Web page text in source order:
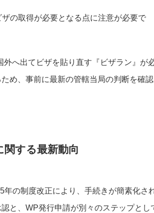
の取得が必要となる点に注意が必要で
へ出てビザを貼り直す『ビザラン』が
め、事前に最新の管轄当局の判断を確認
する最新動向
の制度改正により、手続きが簡素化さ
と、WP発行申請が別々のステップとし